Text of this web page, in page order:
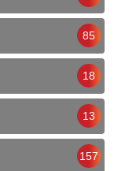
85
18
13
157